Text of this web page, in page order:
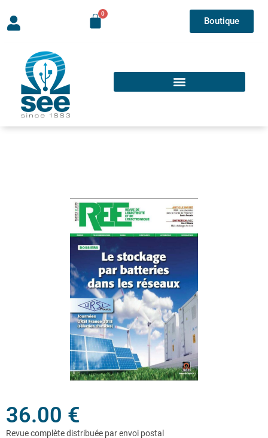
Boutique
36.00 €